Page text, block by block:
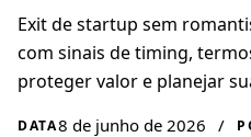
Exit de startup sem
com sinais de timing,
proteger valor e planejar
DATA8 de junho de 2026 /